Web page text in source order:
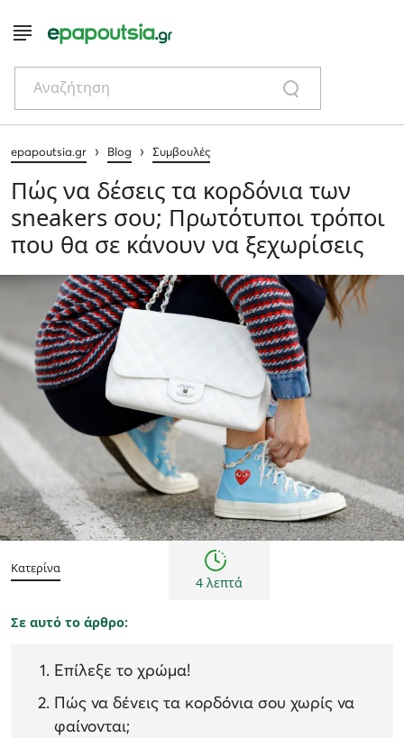
Αναζήτηση
epapoutsia.gr › Blog › Συμβουλές
Πώς να δέσεις τα κορδόνια των
sneakers σου; Πρωτότυποι τρόποι
που θα σε κάνουν να ξεχωρίσεις
Συμβουλές
Κατερίνα
4 λεπτά
Σε αυτό το άρθρο:
Επίλεξε το χρώμα!
Πώς να δένεις τα κορδόνια σου χωρίς να
φαίνονται;